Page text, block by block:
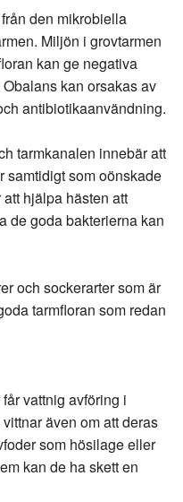
den mikrobiella
Miljön i grovtarmen
kan ge negativa
kan orsakas av
antibiotikaanvändning.
tarmkanalen innebär att
samtidigt som oönskade
hjälpa hästen att
de goda bakterierna kan
och sockerarter som är
tarmfloran som redan
vattnig avföring i
även om att deras
som hösilage eller
kan de ha skett en